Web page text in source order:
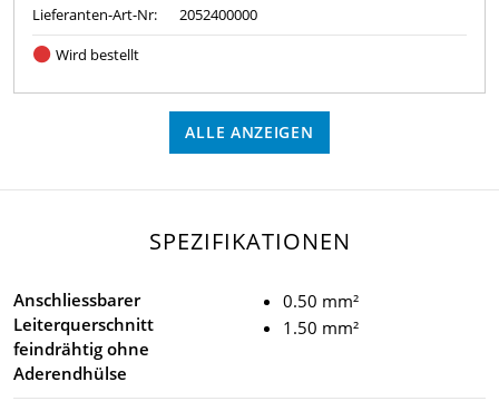
Lieferanten-Art-Nr:
2052400000
Wird bestellt
ALLE ANZEIGEN
SPEZIFIKATIONEN
Anschliessbarer
Leiterquerschnitt
feindrähtig ohne
Aderendhülse
0.50 mm²
1.50 mm²